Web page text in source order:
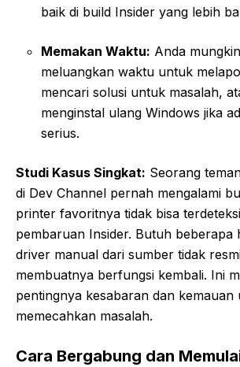
baik di build Insider yang lebih
Memakan Waktu: Anda
meluangkan waktu untuk
mencari solusi untuk masalah,
menginstal ulang Windows jika
serius.
Studi Kasus Singkat: Seorang
di Dev Channel pernah mengalami
printer favoritnya tidak bisa
pembaruan Insider. Butuh beberapa
driver manual dari sumber tidak
membuatnya berfungsi kembali. Ini
pentingnya kesabaran dan kemauan
memecahkan masalah.
Cara Bergabung dan